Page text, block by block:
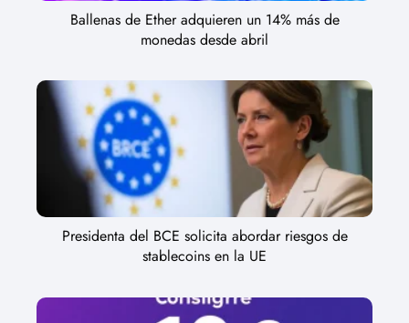
Ballenas de Ether adquieren un 14% más de
monedas desde abril
Presidenta del BCE solicita abordar riesgos de
stablecoins en la UE